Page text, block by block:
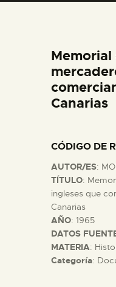
EL
Memorial
Canarias
CÓDIGO DE
AUTOR/ES:
TÍTULO:
ingleses que
Canarias
AÑO: 1965
DATOS
MATERIA:
Categoría: